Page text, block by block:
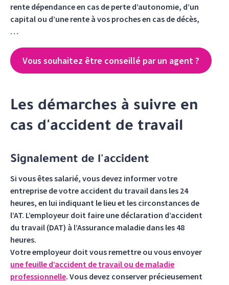
rente dépendance en cas de perte d’autonomie, d’un
capital ou d’une rente à vos proches en cas de décès,
…
Vous souhaitez être conseillé par un agent ?
Les démarches à suivre en
cas d'accident de travail
Signalement de l'accident
Si vous êtes salarié, vous devez informer votre
entreprise de votre accident du travail dans les 24
heures, en lui indiquant le lieu et les circonstances de
l’AT. L’employeur doit faire une déclaration d’accident
du travail (DAT) à l’Assurance maladie dans les 48
heures.
Votre employeur doit vous remettre ou vous envoyer
une feuille d’accident de travail ou de maladie
professionnelle. Vous devez conserver précieusement